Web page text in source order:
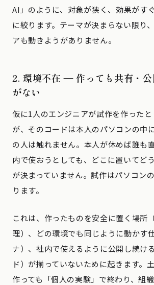
AI」のように、対象が狭く、効果がす
に絞ります。テーマが決まらない限り
アも動きようがありません。
2. 環境不在 — 作っても共有・公
がない
仮に1人のエンジニアが試作を作ったと
が、そのコードは本人のパソコンの中
の人は触れません。本人が休めば誰も
内で使おうとしても、どこに置いてど
が決まっていません。試作はパソコン
ります。
これは、作ったものを安全に置く場所
理）、どの環境でも同じように動かす
ナ）、社内で使えるように公開し続け
ド）が揃っていないために起きます。
作っても「個人の実験」で終わり、組